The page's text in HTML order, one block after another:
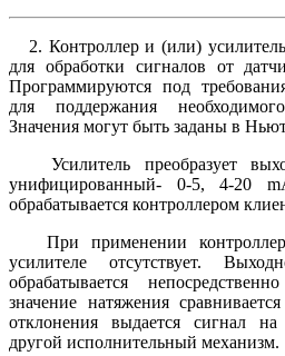
2. Контроллер и (или)
для обработки сигналов от
Программируются под
для поддержания
Значения могут быть заданы в
Усилитель преобразует
унифицированный- 0-5, 4-20
обрабатывается контроллером
При применении
усилителе отсутствует.
обрабатывается
значение натяжения
отклонения выдается сигнал
другой исполнительный механизм.